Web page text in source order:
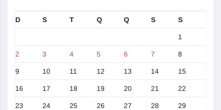
D S T Q Q S S
1
2 3 4 5 6 7 8
9 10 11 12 13 14 15
16 17 18 19 20 21 22
23 24 25 26 27 28 29